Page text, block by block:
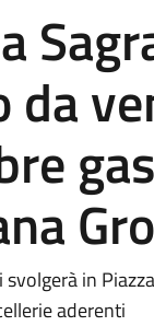
da
in
aderenti